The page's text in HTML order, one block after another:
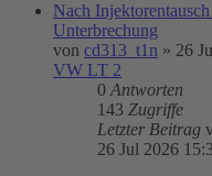
Nach
Unterbrechung
von cd313_t1n » 26
VW LT 2
0 Antworten
143 Zugriffe
Letzter Beitrag
26 Jul 2026